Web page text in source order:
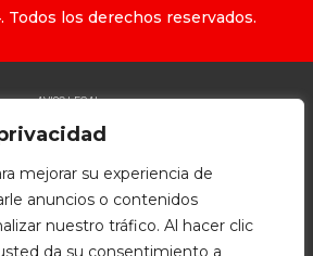
mejorar su experiencia de
anuncios o contenidos
nuestro tráfico. Al hacer clic
da su consentimiento a
Todos los derechos reservados.
AVISO LEGAL
POLÍTICA DE PRIVACIDAD
POLÍTICA DE ACCESIBILIDAD
por